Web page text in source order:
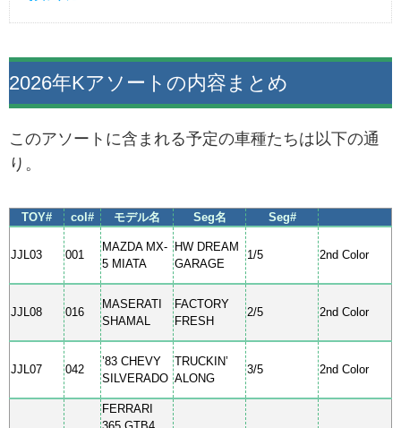
2026年Kアソートの内容まとめ
このアソートに含まれる予定の車種たちは以下の通
り。
TOY# col# モデル名 Seg名 Seg#
JJL03 001
MAZDA MX-
5 MIATA
HW DREAM
GARAGE
1/5 2nd Color
JJL08 016
MASERATI
SHAMAL
FACTORY
FRESH
2/5 2nd Color
JJL07 042
’83 CHEVY
SILVERADO
TRUCKIN’
ALONG
3/5 2nd Color
FERRARI